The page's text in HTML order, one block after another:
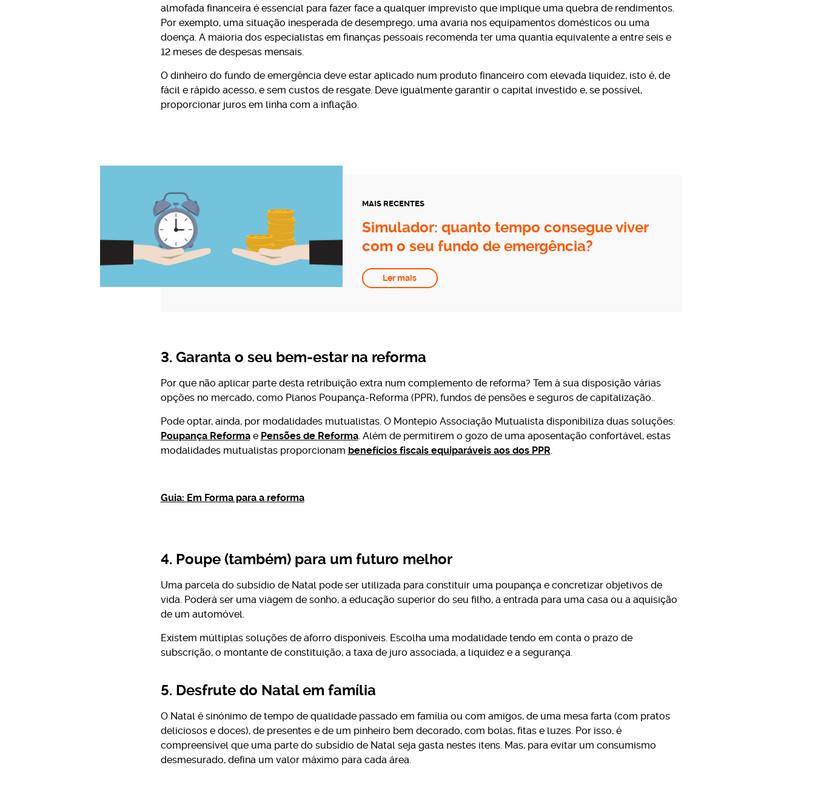
almofada financeira é essencial para fazer face a qualquer imprevisto que implique uma quebra de rendimentos.
Por exemplo, uma situação inesperada de desemprego, uma avaria nos equipamentos domésticos ou uma
doença. A maioria dos especialistas em finanças pessoais recomenda ter uma quantia equivalente a entre seis e
12 meses de despesas mensais.
O dinheiro do fundo de emergência deve estar aplicado num produto financeiro com elevada liquidez, isto é, de
fácil e rápido acesso, e sem custos de resgate. Deve igualmente garantir o capital investido e, se possível,
proporcionar juros em linha com a inflação.
MAIS RECENTES
Simulador: quanto tempo consegue viver
com o seu fundo de emergência?
Ler mais
3. Garanta o seu bem-estar na reforma
Por que não aplicar parte desta retribuição extra num complemento de reforma? Tem à sua disposição várias
opções no mercado, como Planos Poupança-Reforma (PPR), fundos de pensões e seguros de capitalização..
Pode optar, ainda, por modalidades mutualistas. O Montepio Associação Mutualista disponibiliza duas soluções:
Poupança Reformae Pensões de Reforma. Além de permitirem o gozo de uma aposentação confortável, estas
modalidades mutualistas proporcionam benefícios fiscais equiparáveis aos dos PPR
Guia: Em Forma para a reforma
4. Poupe (também) para um futuro melhor
Uma parcela do subsídio de Natal pode ser utilizada para constituir uma poupança e concretizar objetivos de
vida. Poderá ser uma viagem de sonho, a educação superior do seu filho, a entrada para uma casa ou a aquisição
de um automóvel.
Existem múltiplas soluções de aforro disponíveis. Escolha uma modalidade tendo em conta o prazo de
subscrição, o montante de constituição, a taxa de juro associada, a liquidez e a segurança.
5. Desfrute do Natal em família
O Natal é sinónimo de tempo de qualidade passado em família ou com amigos, de uma mesa farta (com pratos
deliciosos e doces), de presentes e de um pinheiro bem decorado, com bolas, fitas e luzes. Por isso, é
compreensível que uma parte do subsídio de Natal seja gasta nestes itens. Mas, para evitar um consumismo
desmesurado, defina um valor máximo para cada área.